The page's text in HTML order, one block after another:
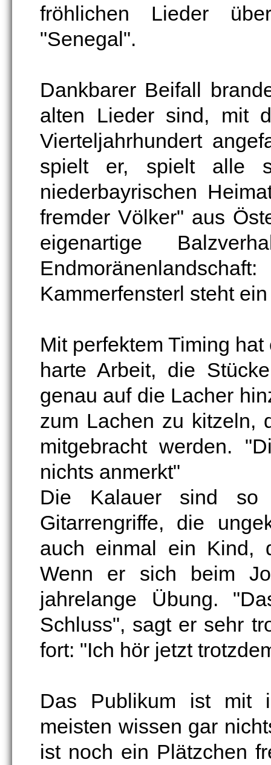
fröhlichen Lieder
"Senegal".
Dankbarer Beifall
alten Lieder sind, mit
Vierteljahrhundert
spielt er, spielt alle
niederbayrischen
fremder Völker" aus
eigenartige
Kammerfensterl steht
Mit perfektem Timing
harte Arbeit, die
genau auf die Lacher
zum Lachen zu kitzeln,
mitgebracht werden.
nichts anmerkt"
Die Kalauer sind so
Gitarrengriffe, die
auch einmal ein Kind,
Wenn er sich beim
jahrelange Übung.
Schluss", sagt er sehr
fort: "Ich hör jetzt
Das Publikum ist mit
meisten wissen gar
ist noch ein Plätzchen